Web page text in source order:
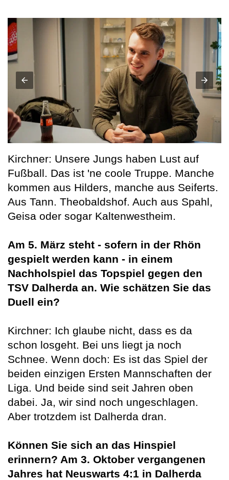
Kirchner: Unsere Jungs haben Lust auf
Fußball. Das ist 'ne coole Truppe. Manche
kommen aus Hilders, manche aus Seiferts.
Aus Tann. Theobaldshof. Auch aus Spahl,
Geisa oder sogar Kaltenwestheim.
Am 5. März steht - sofern in der Rhön
gespielt werden kann - in einem
Nachholspiel das Topspiel gegen den
TSV Dalherda an. Wie schätzen Sie das
Duell ein?
Kirchner: Ich glaube nicht, dass es da
schon losgeht. Bei uns liegt ja noch
Schnee. Wenn doch: Es ist das Spiel der
beiden einzigen Ersten Mannschaften der
Liga. Und beide sind seit Jahren oben
dabei. Ja, wir sind noch ungeschlagen.
Aber trotzdem ist Dalherda dran.
Können Sie sich an das Hinspiel
erinnern? Am 3. Oktober vergangenen
Jahres hat Neuswarts 4:1 in Dalherda